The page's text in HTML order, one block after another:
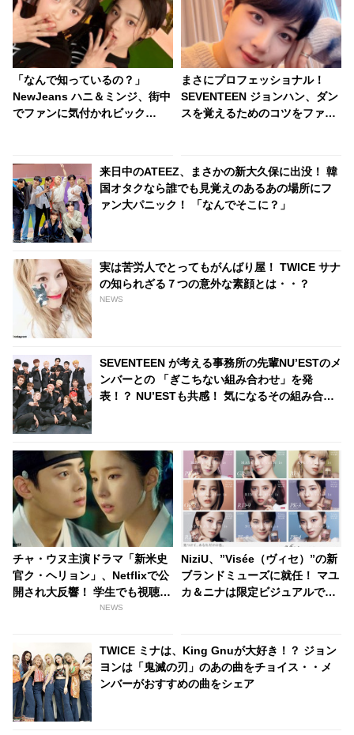
「なんで知っているの？」
NewJeans ハニ＆ミンジ、街中
でファンに気付かれビック
まさにプロフェッショナル！
SEVENTEEN ジョンハン、ダン
スを覚えるためのコツをファン
来日中のATEEZ、まさかの新大久保に出没！ 韓
国オタクなら誰でも見覚えのあるあの場所にフ
ァン大パニック！ 「なんでそこに？」
実は苦労人でとってもがんばり屋！ TWICE サナ
の知られざる７つの意外な素顔とは・・？
NEWS
SEVENTEEN が考える事務所の先輩NU’ESTのメ
ンバーとの 「ぎこちない組み合わせ」を発
表！？ NU’ESTも共感！ 気になるその組み合わ
チャ・ウヌ主演ドラマ「新米史
官ク・ヘリョン」、Netflixで公
開され大反響！ 学生でも視聴し
やすいライトなロマンス時代劇
NEWS
NiziU、”Visée（ヴィセ）”の新
ブランドミューズに就任！ マユ
カ＆ニナは限定ビジュアルでク
TWICE ミナは、King Gnuが大好き！？ ジョン
ヨンは「鬼滅の刃」のあの曲をチョイス・・メ
ンバーがおすすめの曲をシェア